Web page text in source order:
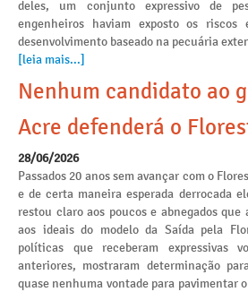
deles, um conjunto expressivo de
engenheiros haviam exposto os
desenvolvimento baseado na pecuária
[leia mais...]
Nenhum candidato ao
Acre defenderá o
28/06/2026
Passados 20 anos sem avançar com o
e de certa maneira esperada derrocada
restou claro aos poucos e abnegados
aos ideais do modelo da Saída pela
políticas que receberam expressivas
anteriores, mostraram determinação
quase nenhuma vontade para pavimentar